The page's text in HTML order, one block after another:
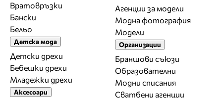
Вратовръзки
Бански
Бельо
Детска мода
Детски дрехи
Бебешки дрехи
Младежки дрехи
Аксесоари
Агенции за модели
Модна фотография
Модели
Организации
Браншови съюзи
Образователни
Модни списания
Сватбени агенции